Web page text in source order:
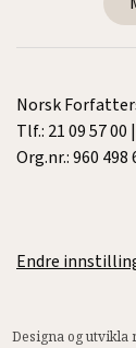
Norsk
Tlf.: 21 09 57 00
Org.nr.: 960 498
Endre
Designa og utvikla